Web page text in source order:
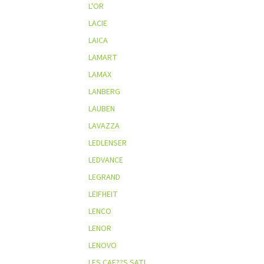
L'OR
LACIE
LAICA
LAMART
LAMAX
LANBERG
LAUBEN
LAVAZZA
LEDLENSER
LEDVANCE
LEGRAND
LEIFHEIT
LENCO
LENOR
LENOVO